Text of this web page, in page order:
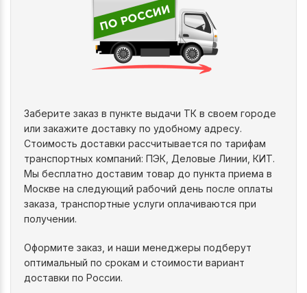
Заберите заказ в пункте выдачи ТК в своем городе
или закажите доставку по удобному адресу.
Стоимость доставки рассчитывается по тарифам
транспортных компаний: ПЭК, Деловые Линии, КИТ.
Мы бесплатно доставим товар до пункта приема в
Москве на следующий рабочий день после оплаты
заказа, транспортные услуги оплачиваются при
получении.
Оформите заказ, и наши менеджеры подберут
оптимальный по срокам и стоимости вариант
доставки по России.